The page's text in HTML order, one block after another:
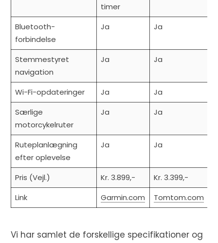
timer
Bluetooth-
forbindelse
Ja Ja
Stemmestyret
navigation
Ja Ja
Wi-Fi-opdateringer Ja
Ja
Særlige
motorcykelruter
Ja Ja
Ruteplanlægning
efter oplevelse
Ja Ja
Pris (Vejl.) Kr. 3.899,-
Kr. 3.399,-
Link
Garmin.com Tomtom.com
Vi har samlet de forskellige specifikationer og